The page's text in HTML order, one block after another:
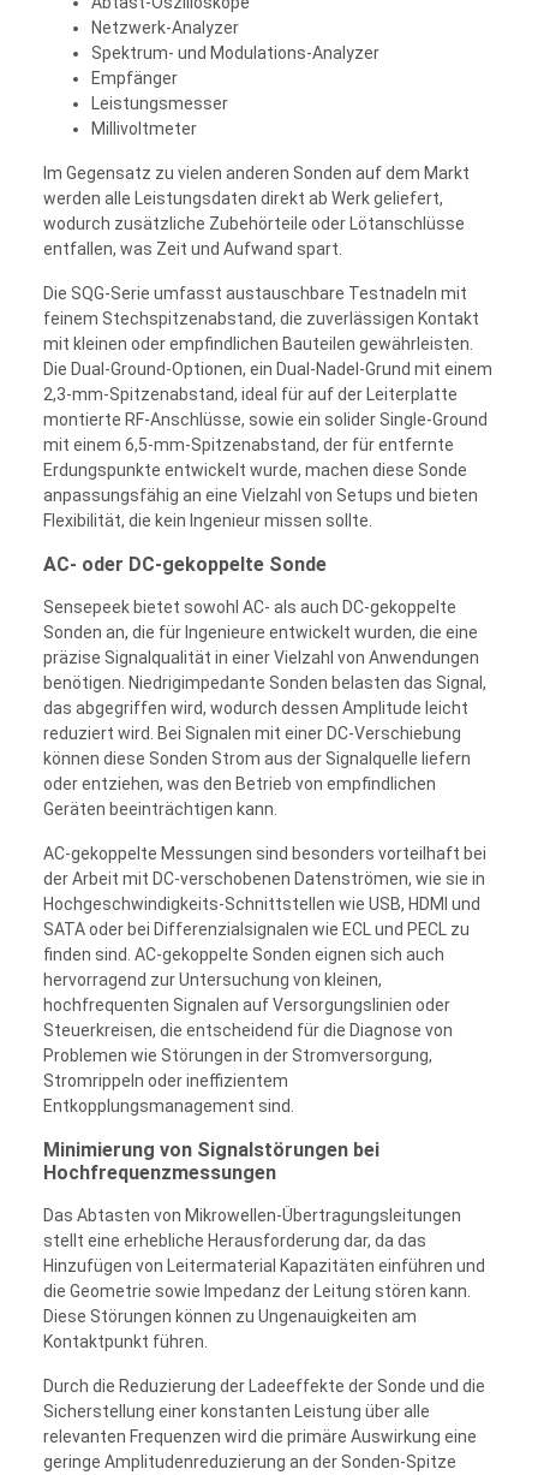
Netzwerk-Analyzer
Spektrum- und Modulations-Analyzer
Empfänger
Leistungsmesser
Millivoltmeter
Im Gegensatz zu vielen anderen Sonden auf dem Markt
werden alle Leistungsdaten direkt ab Werk geliefert,
wodurch zusätzliche Zubehörteile oder Lötanschlüsse
entfallen, was Zeit und Aufwand spart.
Die SQG-Serie umfasst austauschbare Testnadeln mit
feinem Stechspitzenabstand, die zuverlässigen Kontakt
mit kleinen oder empfindlichen Bauteilen gewährleisten.
Die Dual-Ground-Optionen, ein Dual-Nadel-Grund mit einem
2,3-mm-Spitzenabstand, ideal für auf der Leiterplatte
montierte RF-Anschlüsse, sowie ein solider Single-Ground
mit einem 6,5-mm-Spitzenabstand, der für entfernte
Erdungspunkte entwickelt wurde, machen diese Sonde
anpassungsfähig an eine Vielzahl von Setups und bieten
Flexibilität, die kein Ingenieur missen sollte.
AC- oder DC-gekoppelte Sonde
Sensepeek bietet sowohl AC- als auch DC-gekoppelte
Sonden an, die für Ingenieure entwickelt wurden, die eine
präzise Signalqualität in einer Vielzahl von Anwendungen
benötigen. Niedrigimpedante Sonden belasten das Signal,
das abgegriffen wird, wodurch dessen Amplitude leicht
reduziert wird. Bei Signalen mit einer DC-Verschiebung
können diese Sonden Strom aus der Signalquelle liefern
oder entziehen, was den Betrieb von empfindlichen
Geräten beeinträchtigen kann.
AC-gekoppelte Messungen sind besonders vorteilhaft bei
der Arbeit mit DC-verschobenen Datenströmen, wie sie in
Hochgeschwindigkeits-Schnittstellen wie USB, HDMI und
SATA oder bei Differenzialsignalen wie ECL und PECL zu
finden sind. AC-gekoppelte Sonden eignen sich auch
hervorragend zur Untersuchung von kleinen,
hochfrequenten Signalen auf Versorgungslinien oder
Steuerkreisen, die entscheidend für die Diagnose von
Problemen wie Störungen in der Stromversorgung,
Stromrippeln oder ineffizientem
Entkopplungsmanagement sind.
Minimierung von Signalstörungen bei
Hochfrequenzmessungen
Das Abtasten von Mikrowellen-Übertragungsleitungen
stellt eine erhebliche Herausforderung dar, da das
Hinzufügen von Leitermaterial Kapazitäten einführen und
die Geometrie sowie Impedanz der Leitung stören kann.
Diese Störungen können zu Ungenauigkeiten am
Kontaktpunkt führen.
Durch die Reduzierung der Ladeeffekte der Sonde und die
Sicherstellung einer konstanten Leistung über alle
relevanten Frequenzen wird die primäre Auswirkung eine
geringe Amplitudenreduzierung an der Sonden-Spitze